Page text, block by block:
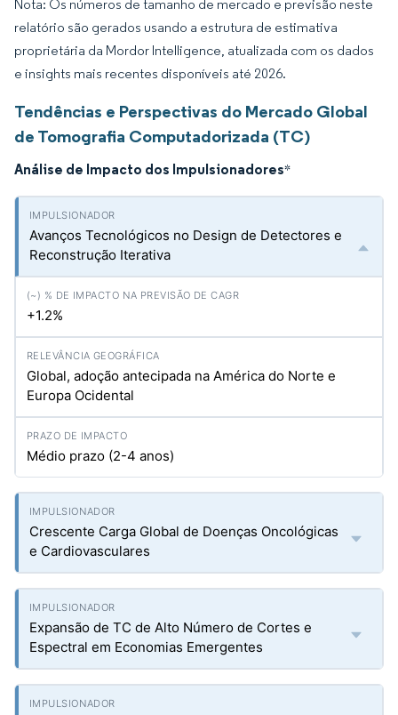
Nota: Os números de tamanho de mercado e previsão neste
relatório são gerados usando a estrutura de estimativa
proprietária da Mordor Intelligence, atualizada com os dados
e insights mais recentes disponíveis até 2026.
Tendências e Perspectivas do Mercado Global
de Tomografia Computadorizada (TC)
Análise de Impacto dos Impulsionadores*
Avanços Tecnológicos no Design de Detectores e
Reconstrução Iterativa
+1.2%
Global, adoção antecipada na América do Norte e
Europa Ocidental
Médio prazo (2-4 anos)
Crescente Carga Global de Doenças Oncológicas
e Cardiovasculares
Expansão de TC de Alto Número de Cortes e
Espectral em Economias Emergentes